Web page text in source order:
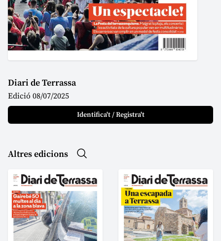
Diari de Terrassa
Edició 08/07/2025
Identifica't / Registra't
Altres edicions